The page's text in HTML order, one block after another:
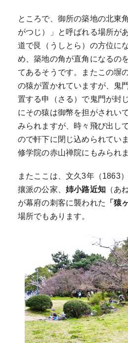
ところで、御所の築地の北東
がつじ）」と呼ばれる場所が
道で艮（うしとら）の方位に
め、築地の角が直角になるの
てあるそうです。またこの塀
の猿が置かれていますが、鬼
置する申（さる）で鬼門が封
にその猿は御幣を担がされい
みられますが、時々飛び出し
ので軒下に閉じ込められてい
修学院の赤山禅院にもみられま
またここは、文久3年（1863
攘派の公家、姉小路近知 （あ
が幕府の刺客に襲われた
「猿
場所でもあります。